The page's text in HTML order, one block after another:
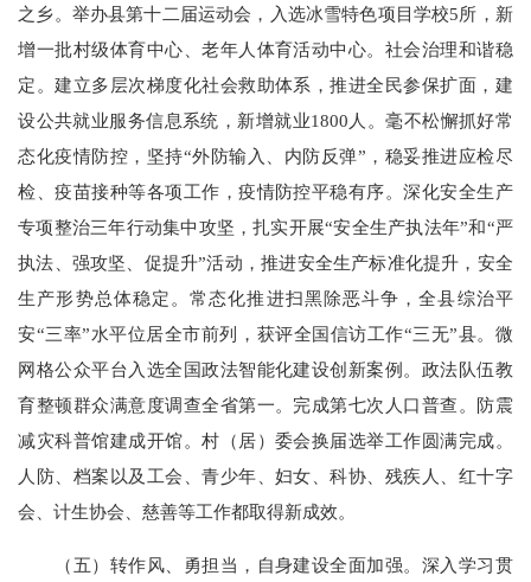
之乡。举办县第十二届运动会，入选冰雪特色项目学校5所，新
增一批村级体育中心、老年人体育活动中心。社会治理和谐稳
定。建立多层次梯度化社会救助体系，推进全民参保扩面，建
设公共就业服务信息系统，新增就业1800人。毫不松懈抓好常
态化疫情防控，坚持“外防输入、内防反弹”，稳妥推进应检尽
检、疫苗接种等各项工作，疫情防控平稳有序。深化安全生产
专项整治三年行动集中攻坚，扎实开展“安全生产执法年”和“严
执法、强攻坚、促提升”活动，推进安全生产标准化提升，安全
生产形势总体稳定。常态化推进扫黑除恶斗争，全县综治平
安“三率”水平位居全市前列，获评全国信访工作“三无”县。微
网格公众平台入选全国政法智能化建设创新案例。政法队伍教
育整顿群众满意度调查全省第一。完成第七次人口普查。防震
减灾科普馆建成开馆。村（居）委会换届选举工作圆满完成。
人防、档案以及工会、青少年、妇女、科协、残疾人、红十字
会、计生协会、慈善等工作都取得新成效。
（五）转作风、勇担当，自身建设全面加强。深入学习贯